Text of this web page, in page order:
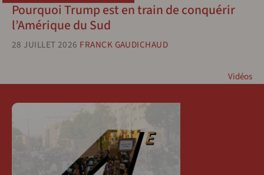
Pourquoi Trump est en train de conquérir
l’Amérique du Sud
28 JUILLET 2026 FRANCK GAUDICHAUD
Vidéos